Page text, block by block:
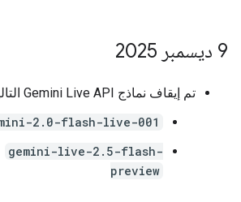
‫9 ديسمبر 2025
تم إيقاف نماذج Gemini Live API التالية:
2.0-flash-live-001
gemini-live-2.5-flash-
preview